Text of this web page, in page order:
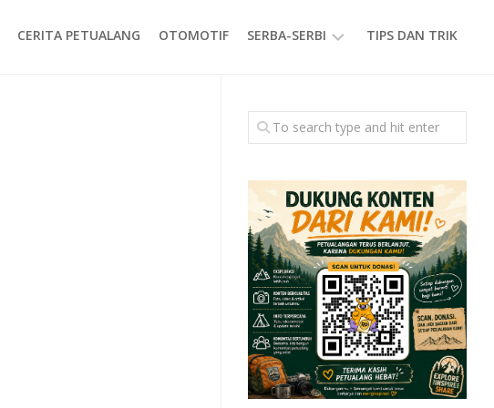
CERITA PETUALANG OTOMOTIF SERBA-SERBI
GAYA
HIDUP
TIPS DAN TRIK